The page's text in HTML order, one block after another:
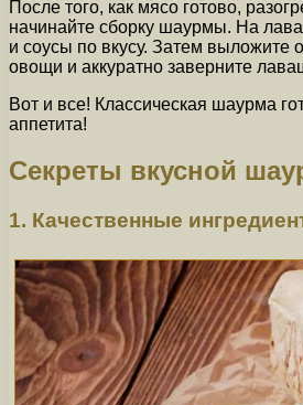
После того, как мясо готово,
начинайте сборку шаурмы. На
и соусы по вкусу. Затем выложите
овощи и аккуратно заверните
Вот и все! Классическая шаурма
аппетита!
Секреты вкусной
1. Качественные